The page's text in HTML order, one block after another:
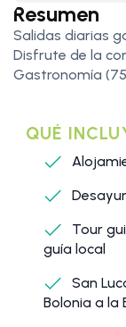
Resumen
Salidas diarias
Disfrute de la
Gastronomía
QUÉ
Tour
guía local
San
Bolonia a la